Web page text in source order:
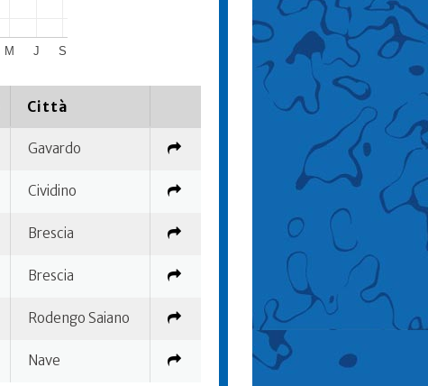
M J S
Città
Gavardo
Cividino
Brescia
Brescia
Rodengo Saiano
Nave